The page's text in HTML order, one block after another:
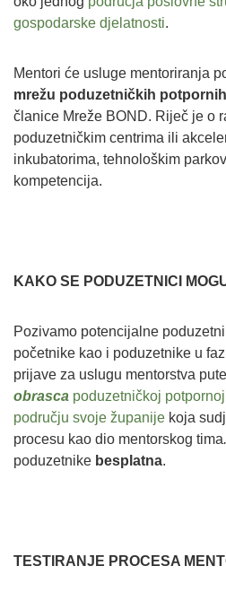
gospodarske djelatnosti.
Mentori će usluge mentoriranja
mrežu poduzetničkih
članice Mreže BOND. Riječ je o
poduzetničkim centrima ili
inkubatorima, tehnološkim
kompetencija.
KAKO SE PODUZETNICI
Pozivamo potencijalne
početnike kao i poduzetnike u
prijave za uslugu mentorstva
obrasca poduzetničkoj
području svoje županije koja
procesu kao dio mentorskog tima.
poduzetnike besplatna.
TESTIRANJE PROCESA